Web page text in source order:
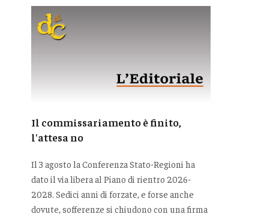
Il commissariamento è finito,
l'attesa no
Il 3 agosto la Conferenza Stato-Regioni ha
dato il via libera al Piano di rientro 2026-
2028. Sedici anni di forzate, e forse anche
dovute, sofferenze si chiudono con una firma